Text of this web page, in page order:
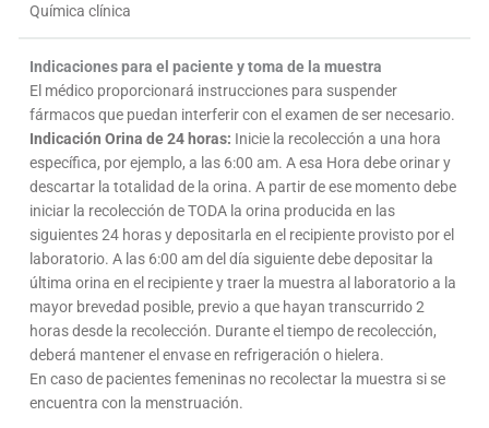
Química clínica
Indicaciones para el paciente y toma de la muestra
El médico proporcionará instrucciones para suspender
fármacos que puedan interferir con el examen de ser necesario.
Indicación Orina de 24 horas: Inicie la recolección a una hora
específica, por ejemplo, a las 6:00 am. A esa Hora debe orinar y
descartar la totalidad de la orina. A partir de ese momento debe
iniciar la recolección de TODA la orina producida en las
siguientes 24 horas y depositarla en el recipiente provisto por el
laboratorio. A las 6:00 am del día siguiente debe depositar la
última orina en el recipiente y traer la muestra al laboratorio a la
mayor brevedad posible, previo a que hayan transcurrido 2
horas desde la recolección. Durante el tiempo de recolección,
deberá mantener el envase en refrigeración o hielera.
En caso de pacientes femeninas no recolectar la muestra si se
encuentra con la menstruación.